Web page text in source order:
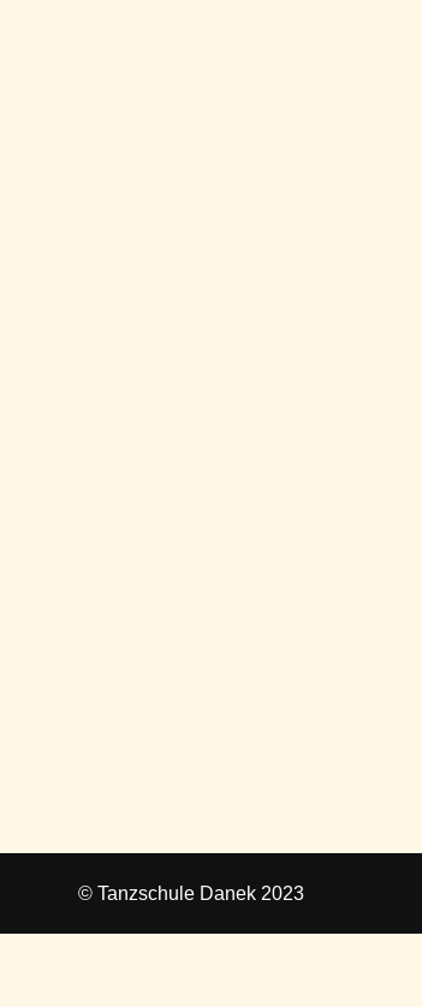
© Tanzschule Danek 2023